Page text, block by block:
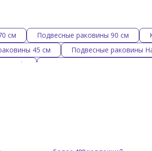
см Подвесные раковины 90 см
45 см
Подвесные раковины
Cielo